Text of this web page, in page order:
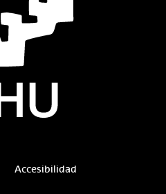
Accesibilidad